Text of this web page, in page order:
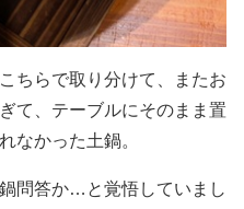
ちらで取り分けて、またお
て、テーブルにそのまま置
なかった土鍋。
問答か…と覚悟していまし